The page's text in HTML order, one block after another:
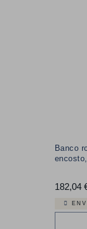
Banco
182,04